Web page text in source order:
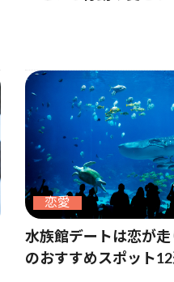
恋愛
水族館デートは恋が
のおすすめスポット